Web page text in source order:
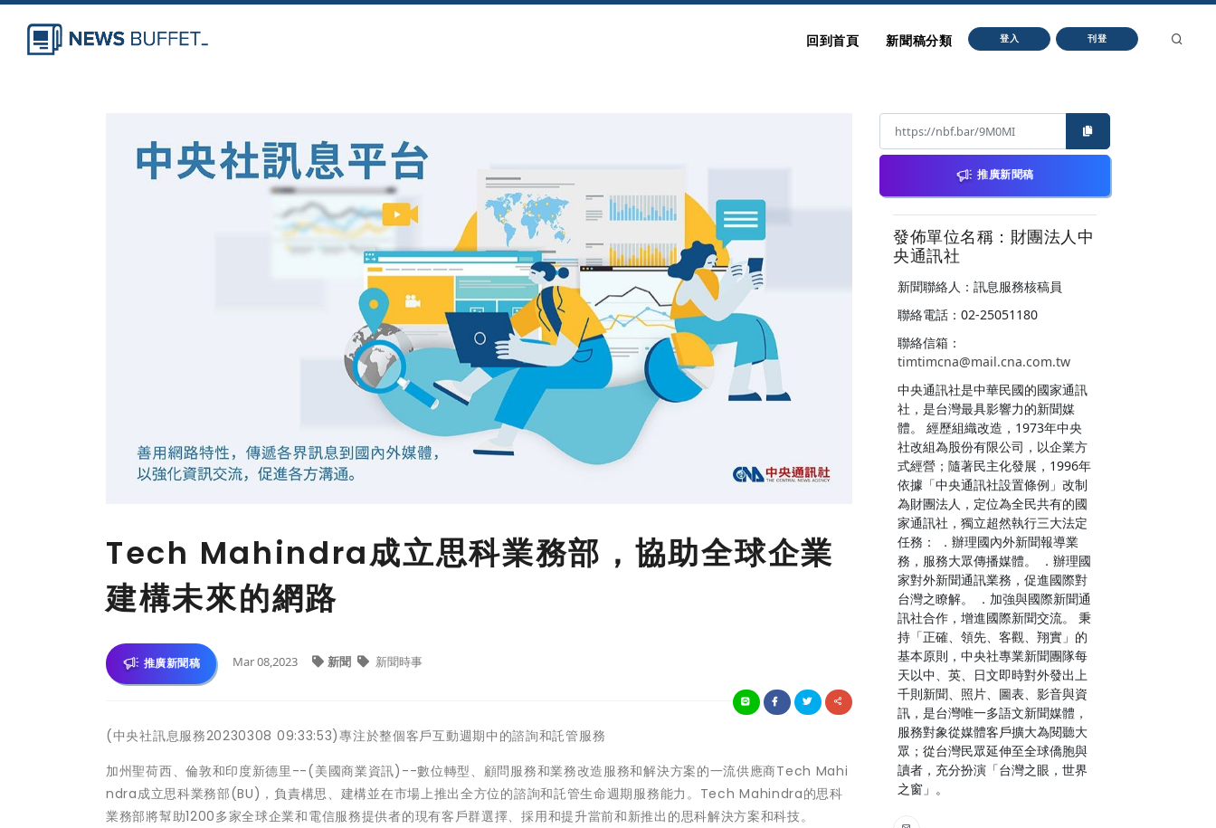
回到首頁 新聞稿分類 登入 刊登
Tech Mahindra成立思科業務部，協助全球企業
建構未來的網路
推廣新聞稿 Mar 08,2023 新聞 新聞時事
(中央社訊息服務20230308 09:33:53)專注於整個客戶互動週期中的諮詢和託管服務
加州聖荷西、倫敦和印度新德里--(美國商業資訊)--數位轉型、顧問服務和業務改造服務和解決方案的一流供應商Tech Mahi
ndra成立思科業務部(BU)，負責構思、建構並在市場上推出全方位的諮詢和託管生命週期服務能力。Tech Mahindra的思科
業務部將幫助1200多家全球企業和電信服務提供者的現有客戶群選擇、採用和提升當前和新推出的思科解決方案和科技。
推廣新聞稿
發佈單位名稱：財團法人中
央通訊社
新聞聯絡人：訊息服務核稿員
聯絡電話：02-25051180
聯絡信箱：
timtimcna@mail.cna.com.tw
中央通訊社是中華民國的國家通訊
社，是台灣最具影響力的新聞媒
體。 經歷組織改造，1973年中央
社改組為股份有限公司，以企業方
式經營；隨著民主化發展，1996年
依據「中央通訊社設置條例」改制
為財團法人，定位為全民共有的國
家通訊社，獨立超然執行三大法定
任務： ．辦理國內外新聞報導業
務，服務大眾傳播媒體。 ．辦理國
家對外新聞通訊業務，促進國際對
台灣之瞭解。 ．加強與國際新聞通
訊社合作，增進國際新聞交流。 秉
持「正確、領先、客觀、翔實」的
基本原則，中央社專業新聞團隊每
天以中、英、日文即時對外發出上
千則新聞、照片、圖表、影音與資
訊，是台灣唯一多語文新聞媒體，
服務對象從媒體客戶擴大為閱聽大
眾；從台灣民眾延伸至全球僑胞與
讀者，充分扮演「台灣之眼，世界
之窗」。